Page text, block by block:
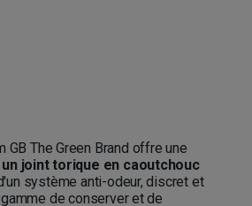
The Green Brand offre une
joint torique en caoutchouc
système anti-odeur, discret et
de conserver et de